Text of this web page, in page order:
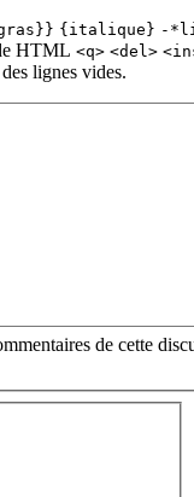
{italique} -
HTML <q> <del>
lignes vides.
de cette